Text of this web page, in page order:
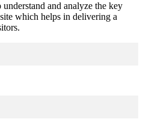
and analyze the key
which helps in delivering a